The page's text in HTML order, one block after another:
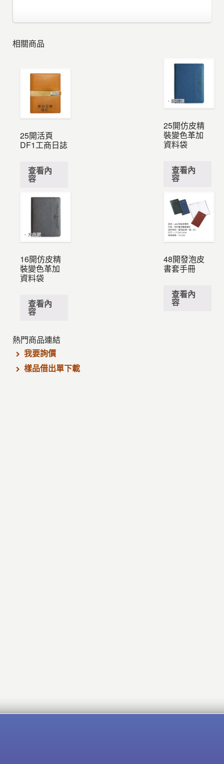
相關商品
25開活頁
DF1工商日誌
查看內
容
25開仿皮精
裝變色革加
資料袋
查看內
容
16開仿皮精
裝變色革加
資料袋
查看內
容
48開發泡皮
書套手冊
查看內
容
熱門商品連結
我要詢價
樣品借出單下載